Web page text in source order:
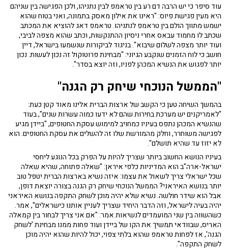
עוד סיפר כי יש הרבה דם רע בין טראמפ לבין נתניהו, ולכן הפגישה בין שניהם
היא מעין פגישת פיוס: "ראינו את אילון מאסק בתמונה, ואני בטוח שהוא
ישמש מתווך הולם בין טראמפ לנתניהו. טראמפ דאג להוציא את המכתב
שכתב לו מחמוד עבאס אחרי ניסיון ההתנקשות, וכתב שהוא מצפה לביבי,
ועוד יותר מצפה לשלום שיבוא". בניגוד לביקורות שנשמעו בישראל, דיין
חושב כי לוח הזמנים שנקבע הגיוני: "מבחינת פרוטוקול זה נכון לעשות. נכון
יותר לפגוש את הנשיא המכהן לפניו, וזה יוצא בסדר".
"הממשל הנוכחי שיחק רק הגנה"
בהמשך השיחה טען כי הקשב של ארצות הברית אלינו מאוד קטן כעת:
"לאמריקנים יש מערכת בחירות שהם לא ידעו כמוה עשרות שנים", בעוד
שהנשיא המכהן נתפס בעיניו כמחויב למימוש עסקת החטופים, "ביידן מגיע
לפגישה משוחרר, וחלק מהמורשת שלו זה להשלים את עסקת החטופים. הוא
לא יזוז עד שהיא תושלם".
בעיניו הנושא החשוב ביותר שצריך להיות על הפרק בכל הנוגע ליחסי
ישראל-ארה"ב הוא המדיניות כלפי איראן: "שאלה פתוחה, שהיא שאלה
שכל ישראלי צריך לשאול את עצמו: איזה נשיא בארצות הברית יטפל טוב
יותר בנושא האיראני? הממשל הנוכחי שיחק רק הגנה בצורה יוצאת דופן,
אבל הוא שידר חולשה. נשיא שלא יהיה מוכן לשחק התקפה בנושא האיראני
יהיה בעיה לישראל, וזה הדבר היחיד שצריך לעניין אותנו כישראלים", אמר.
כשהשווה בין שני המועמדים לנשיאות אמר: "אם אני צריך לבחור בין קמאלה
האריס, שבוודאי תמשיך את הקו של ביידן ועוד פחות ממנו מבחינת 'לשחק
הגנה', אז לפחות טראמפ שהוא בלתי צפוי, יכול להיות שהוא יהיה מוכן
לשחק התקפה".